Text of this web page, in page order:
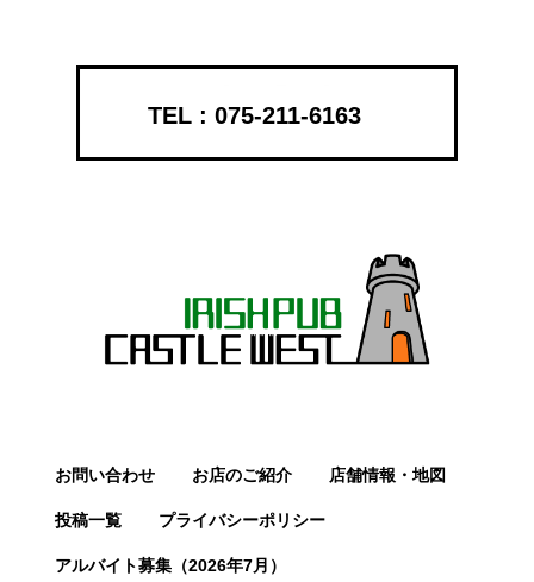
075-211-6163
お問い合わせ お店のご紹介 店舗情報・地図
投稿一覧 プライバシーポリシー
アルバイト募集（2026年7月）